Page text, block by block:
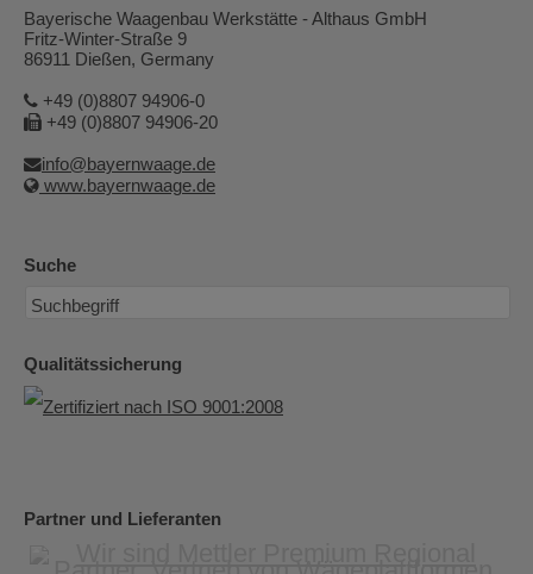
Bayerische Waagenbau Werkstätte - Althaus GmbH
Fritz-Winter-Straße 9
86911 Dießen, Germany
+49 (0)8807 94906-0
+49 (0)8807 94906-20
info@bayernwaage.de
www.bayernwaage.de
Suche
Qualitätssicherung
Partner und Lieferanten